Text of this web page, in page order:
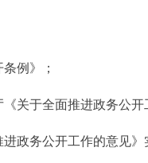
例》；
于全面推进政务公开
务公开工作的意见》